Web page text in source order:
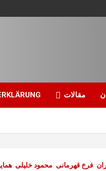
مقالات
فرخ قهرمانی محمود خلیلی